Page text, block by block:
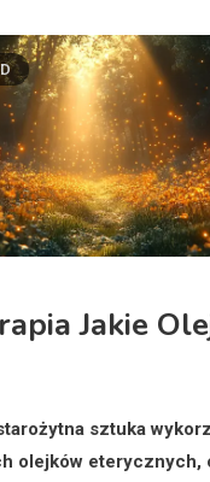
Jakie
sztuka
olejków eterycznych,